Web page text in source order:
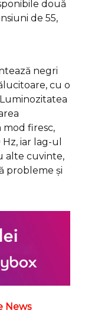
două
de 55,
negri
cu o
firesc,
iar lag-ul
alte cuvinte,
probleme și
News